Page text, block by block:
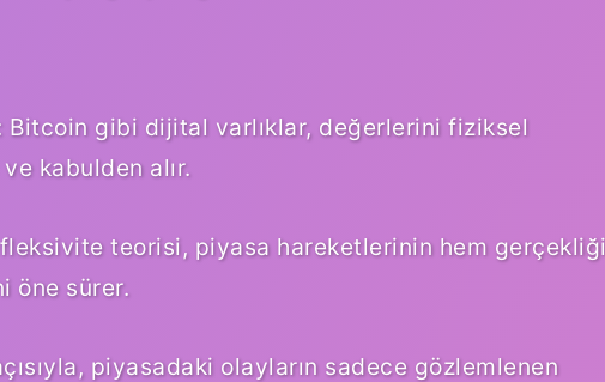
Bitcoin gibi dijital varlıklar, değerlerini fiziksel
kabulden alır.
teorisi, piyasa hareketlerinin hem
öne sürer.
piyasadaki olayların sadece gözlemlenen